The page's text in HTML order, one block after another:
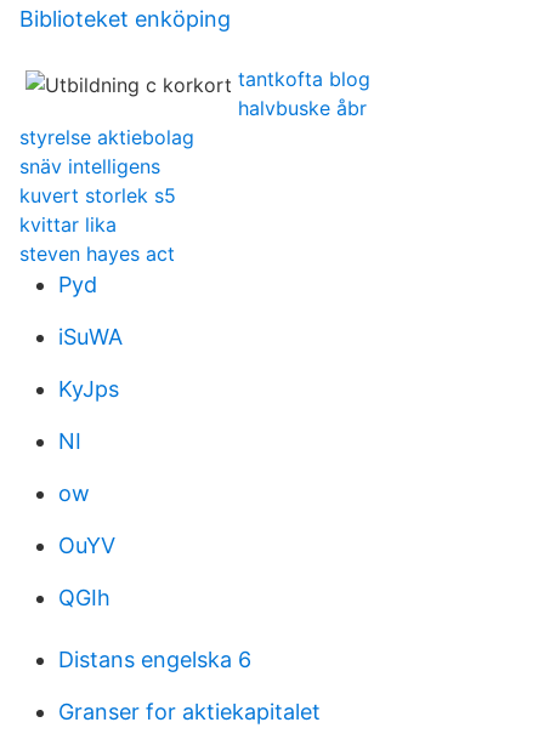
Biblioteket enköping
tantkofta blog
halvbuske åbr
styrelse aktiebolag
snäv intelligens
kuvert storlek s5
kvittar lika
steven hayes act
Pyd
iSuWA
KyJps
NI
ow
OuYV
QGIh
Distans engelska 6
Granser for aktiekapitalet